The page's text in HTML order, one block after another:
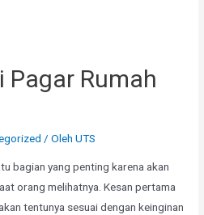
Pagar Rumah
/ OlehUTS
bagian yang penting karena akan
orang melihatnya. Kesan pertama
tentunya sesuai dengan keinginan